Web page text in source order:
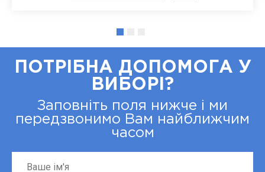
ПОТРІБНА ДОПОМОГА У
ВИБОРІ?
Заповніть поля нижче і ми
передзвонимо Вам найближчим
часом